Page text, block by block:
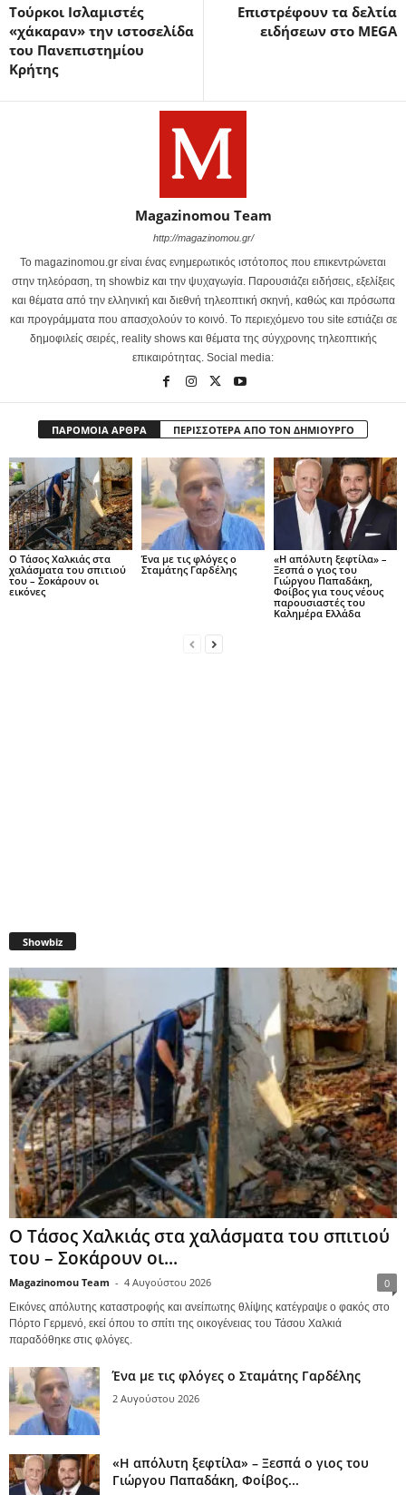
Τούρκοι Ισλαμιστές
«χάκαραν» την ιστοσελίδα
του Πανεπιστημίου
Κρήτης
Επιστρέφουν τα δελτία
ειδήσεων στο MEGA
Magazinomou Team
http://magazinomou.gr/
Το magazinomou.gr είναι ένας ενημερωτικός ιστότοπος που επικεντρώνεται
στην τηλεόραση, τη showbiz και την ψυχαγωγία. Παρουσιάζει ειδήσεις, εξελίξεις
και θέματα από την ελληνική και διεθνή τηλεοπτική σκηνή, καθώς και πρόσωπα
και προγράμματα που απασχολούν το κοινό. Το περιεχόμενο του site εστιάζει σε
δημοφιλείς σειρές, reality shows και θέματα της σύγχρονης τηλεοπτικής
επικαιρότητας. Social media:
ΠΑΡΟΜΟΙΑ ΑΡΘΡΑ ΠΕΡΙΣΣΟΤΕΡΑ ΑΠΟ ΤΟΝ ΔΗΜΙΟΥΡΓΟ
Ο Τάσος Χαλκιάς στα
χαλάσματα του σπιτιού
του – Σοκάρουν οι
εικόνες
Ένα με τις φλόγες ο
Σταμάτης Γαρδέλης
«Η απόλυτη ξεφτίλα» –
Ξεσπά ο γιος του
Γιώργου Παπαδάκη,
Φοίβος για τους νέους
παρουσιαστές του
Καλημέρα Ελλάδα
Showbiz
Ο Τάσος Χαλκιάς στα χαλάσματα του σπιτιού
του – Σοκάρουν οι...
Magazinomou Team - 4 Αυγούστου 2026 0
Εικόνες απόλυτης καταστροφής και ανείπωτης θλίψης κατέγραψε ο φακός στο
Πόρτο Γερμενό, εκεί όπου το σπίτι της οικογένειας του Τάσου Χαλκιά
παραδόθηκε στις φλόγες.
Ένα με τις φλόγες ο Σταμάτης Γαρδέλης
2 Αυγούστου 2026
«Η απόλυτη ξεφτίλα» – Ξεσπά ο γιος του
Γιώργου Παπαδάκη, Φοίβος...